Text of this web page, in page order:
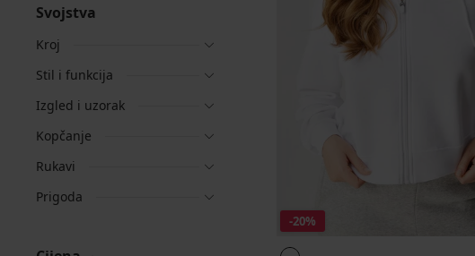
Svojstva
Kroj
Stil i funkcija
Izgled i uzorak
Kopčanje
Rukavi
Prigoda
-20%